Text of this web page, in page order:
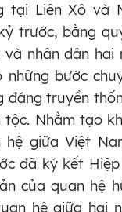
tại Liên Xô và
trước, bằng
nhân dân hai
bước
đáng truyền
tộc. Nhằm tạo
hệ giữa Việt
đã ký kết
của quan hệ
hệ giữa hai